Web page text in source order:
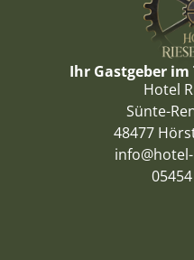
Ihr Gastgeber
Hotel
Sünte-
48477